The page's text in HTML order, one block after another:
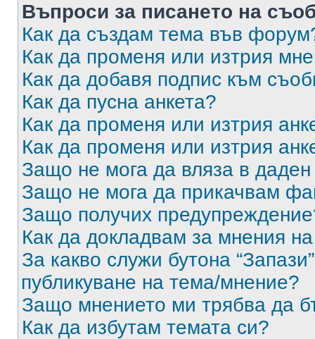
Въпроси за писането на
Как да създам тема във
Как да променя или изтрия
Как да добавя подпис към
Как да пусна анкета?
Как да променя или изтрия
Как да променя или изтрия
Защо не мога да вляза в
Защо не мога да прикачвам
Защо получих
Как да докладвам за мнения
За какво служи бутона
публикуване на тема/мнение?
Защо мнението ми трябва да
Как да избутам темата си?